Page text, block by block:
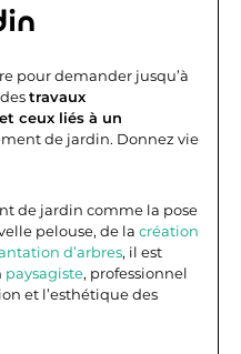
pour demander jusqu’à
travaux
ceux liés à un
de jardin. Donnez vie
de jardin comme la pose
pelouse, de la création
d’arbres, il est
paysagiste, professionnel
et l’esthétique des